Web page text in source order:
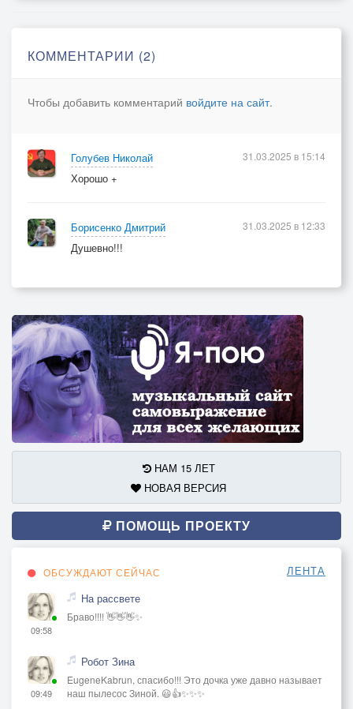
КОММЕНТАРИИ (2)
Чтобы добавить комментарий войдите на сайт.
Голубев Николай
Хорошо +
31.03.2025 в 15:14
Борисенко Дмитрий
Душевно!!!
31.03.2025 в 12:33
НАМ 15 ЛЕТ
НОВАЯ ВЕРСИЯ
ПОМОЩЬ ПРОЕКТУ
ОБСУЖДАЮТ СЕЙЧАС ЛЕНТА
09:58
На рассвете
Браво!!!! 👋👋👋✨
09:49
Робот Зина
EugeneKabrun, спасибо!!! Это дочка уже давно называет
наш пылесос Зиной. 😃👍✨✨✨